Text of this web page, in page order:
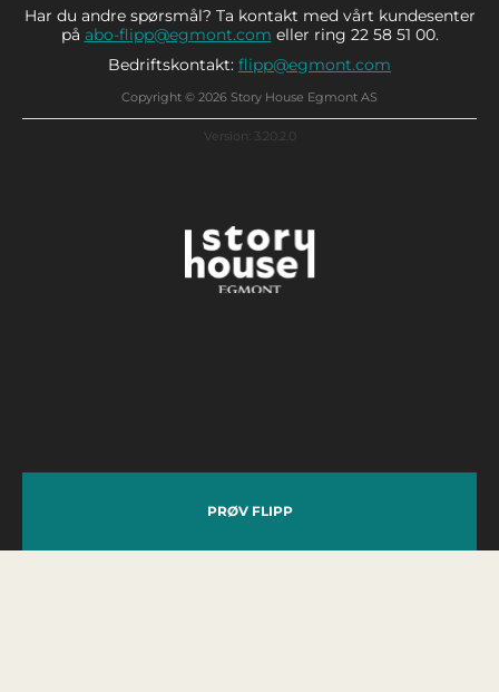
Har du andre spørsmål? Ta kontakt med vårt kundesenter
på abo-flipp@egmont.com eller ring 22 58 51 00.
Bedriftskontakt: flipp@egmont.com
Copyright © 2026 Story House Egmont AS
Version: 3.20.2.0
PRØV FLIPP